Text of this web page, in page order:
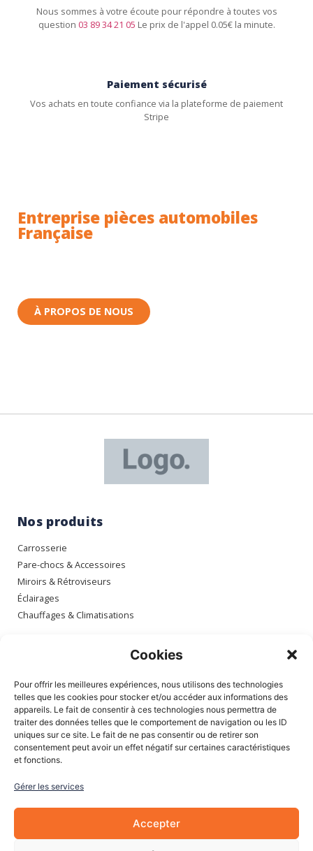
Cookies
Pour offrir les meilleures expériences, nous utilisons des technologies
telles que les cookies pour stocker et/ou accéder aux informations des
appareils. Le fait de consentir à ces technologies nous permettra de
traiter des données telles que le comportement de navigation ou les ID
uniques sur ce site. Le fait de ne pas consentir ou de retirer son
consentement peut avoir un effet négatif sur certaines caractéristiques
et fonctions.
Gérer les services
Accepter
Nous sommes à votre écoute pour répondre à toutes vos
question 03 89 34 21 05 Le prix de l'appel 0.05€ la minute.
Paiement sécurisé
Vos achats en toute confiance via la plateforme de paiement
Stripe
Entreprise pièces automobiles
Française
À PROPOS DE NOUS
Nos produits
Carrosserie
Pare-chocs & Accessoires
Miroirs & Rétroviseurs
Éclairages
Chauffages & Climatisations
Mon compte
Mes commandes
Mes adresses
Mon panier
Informations
À Propos de nous
Blog
Mentions légales